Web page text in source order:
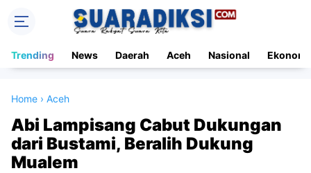
Trending News Daerah Aceh Nasional Ekonomi
Home › Aceh
Abi Lampisang Cabut Dukungan
dari Bustami, Beralih Dukung
Mualem